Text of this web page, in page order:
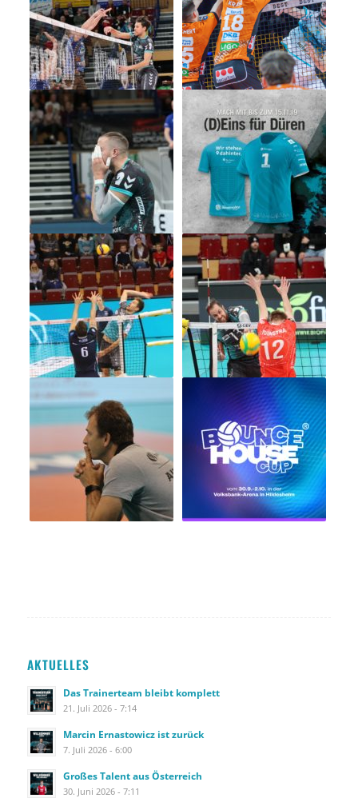
AKTUELLES
Das Trainerteam bleibt komplett
21. Juli 2026 - 7:14
Marcin Ernastowicz ist zurück
7. Juli 2026 - 6:00
Großes Talent aus Österreich
30. Juni 2026 - 7:11